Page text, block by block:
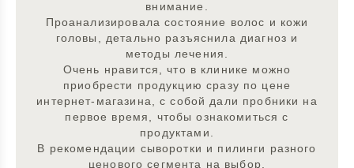
внимание.
Проанализировала состояние волос и кожи
головы, детально разъяснила диагноз и
методы лечения.
Очень нравится, что в клинике можно
приобрести продукцию сразу по цене
интернет-магазина, с собой дали пробники на
первое время, чтобы ознакомиться с
продуктами.
В рекомендации сыворотки и пилинги разного
ценового сегмента на выбор.